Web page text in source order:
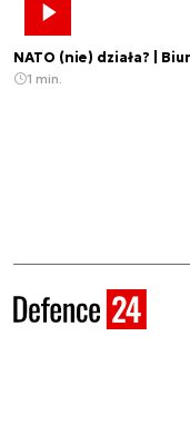
NATO (nie) działa? |
1 min.